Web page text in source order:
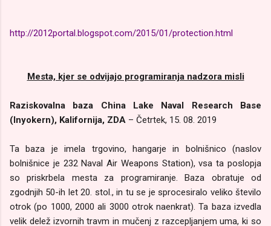
http://2012portal.blogspot.com/2015/01/protection.html
Mesta, kjer se odvijajo programiranja nadzora misli
Raziskovalna baza China Lake Naval Research Base
(Inyokern), Kalifornija, ZDA – Četrtek, 15. 08. 2019
Ta baza je imela trgovino, hangarje in bolnišnico (naslov
bolnišnice je 232 Naval Air Weapons Station), vsa ta poslopja
so priskrbela mesta za programiranje. Baza obratuje od
zgodnjih 50-ih let 20. stol., in tu se je sprocesiralo veliko število
otrok (po 1000, 2000 ali 3000 otrok naenkrat). Ta baza izvedla
velik delež izvornih travm in mučenj z razcepljanjem uma, ki so